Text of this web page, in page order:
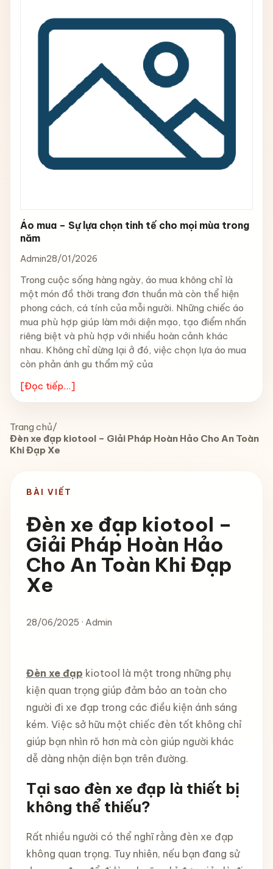
Áo mua – Sự lựa chọn tinh tế cho mọi mùa trong
năm
Admin28/01/2026
Trong cuộc sống hàng ngày, áo mua không chỉ là
một món đồ thời trang đơn thuần mà còn thể hiện
phong cách, cá tính của mỗi người. Những chiếc áo
mua phù hợp giúp làm mới diện mạo, tạo điểm nhấn
riêng biệt và phù hợp với nhiều hoàn cảnh khác
nhau. Không chỉ dừng lại ở đó, việc chọn lựa áo mua
còn phản ánh gu thẩm mỹ của
[Đọc tiếp...]
Trang chủ/
Đèn xe đạp kiotool – Giải Pháp Hoàn Hảo Cho An Toàn
Khi Đạp Xe
BÀI VIẾT
Đèn xe đạp kiotool –
Giải Pháp Hoàn Hảo
Cho An Toàn Khi Đạp
Xe
28/06/2025 · Admin
Đèn xe đạp kiotool là một trong những phụ
kiện quan trọng giúp đảm bảo an toàn cho
người đi xe đạp trong các điều kiện ánh sáng
kém. Việc sở hữu một chiếc đèn tốt không chỉ
giúp bạn nhìn rõ hơn mà còn giúp người khác
dễ dàng nhận diện bạn trên đường.
Tại sao đèn xe đạp là thiết bị
không thể thiếu?
Rất nhiều người có thể nghĩ rằng đèn xe đạp
không quan trọng. Tuy nhiên, nếu bạn đang sử